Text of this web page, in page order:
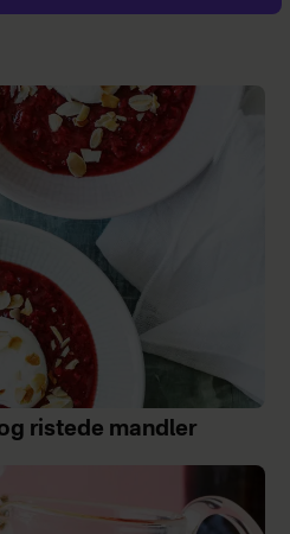
ristede mandler